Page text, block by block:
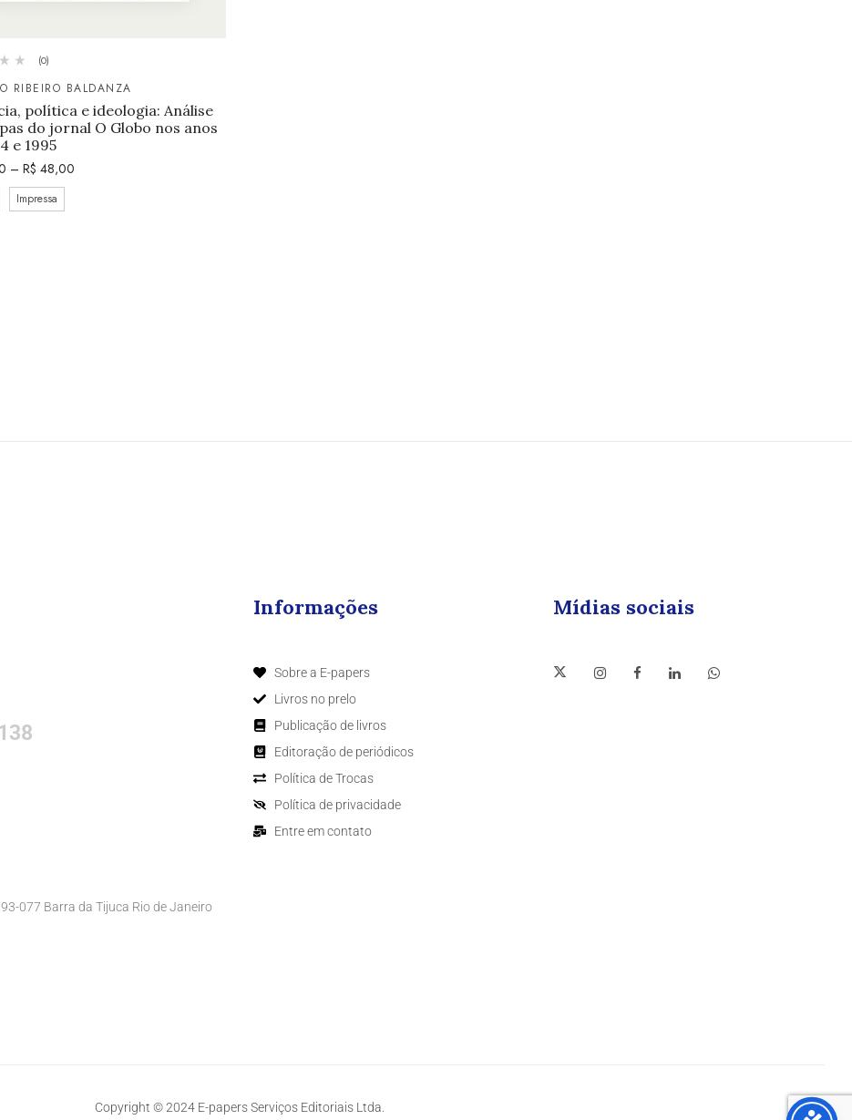
(0)
RIBEIRO BALDANZA
política e ideologia: Análise
do jornal O Globo nos anos
e 1995
– R$ 48,00
Impressa
077 Barra da Tijuca Rio de Janeiro
Informações
Sobre a E-papers
Livros no prelo
Publicação de livros
Editoração de periódicos
Política de Trocas
Política de privacidade
Entre em contato
Mídias sociais
Copyright © 2024 E-papers Serviços Editoriais Ltda.